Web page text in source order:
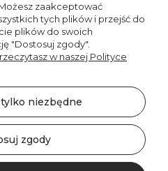
750 445
346 177
| DECORDRUK
zaakceptować
tych plików i przejść do
plików do swoich
"Dostosuj zgody".
w naszej Polityce
niezbędne
zgody